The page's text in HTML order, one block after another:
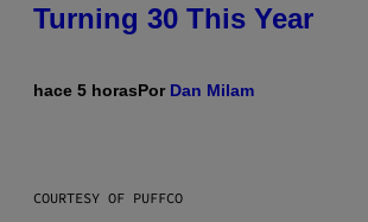
Turning 30 This Year
hace 5 horasPor Dan Milam
COURTESY OF PUFFCO